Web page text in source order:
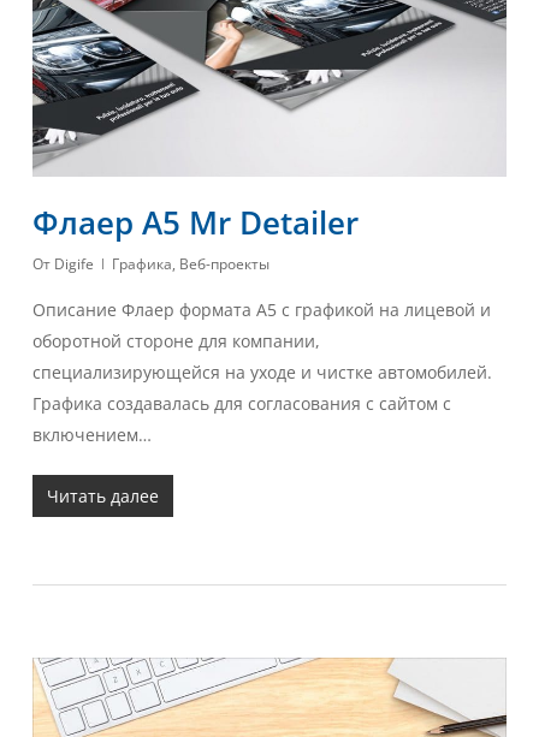
Флаер A5 Mr Detailer
От Digife Графика, Веб-проекты
Описание Флаер формата А5 с графикой на лицевой и
оборотной стороне для компании,
специализирующейся на уходе и чистке автомобилей.
Графика создавалась для согласования с сайтом с
включением…
Читать далее